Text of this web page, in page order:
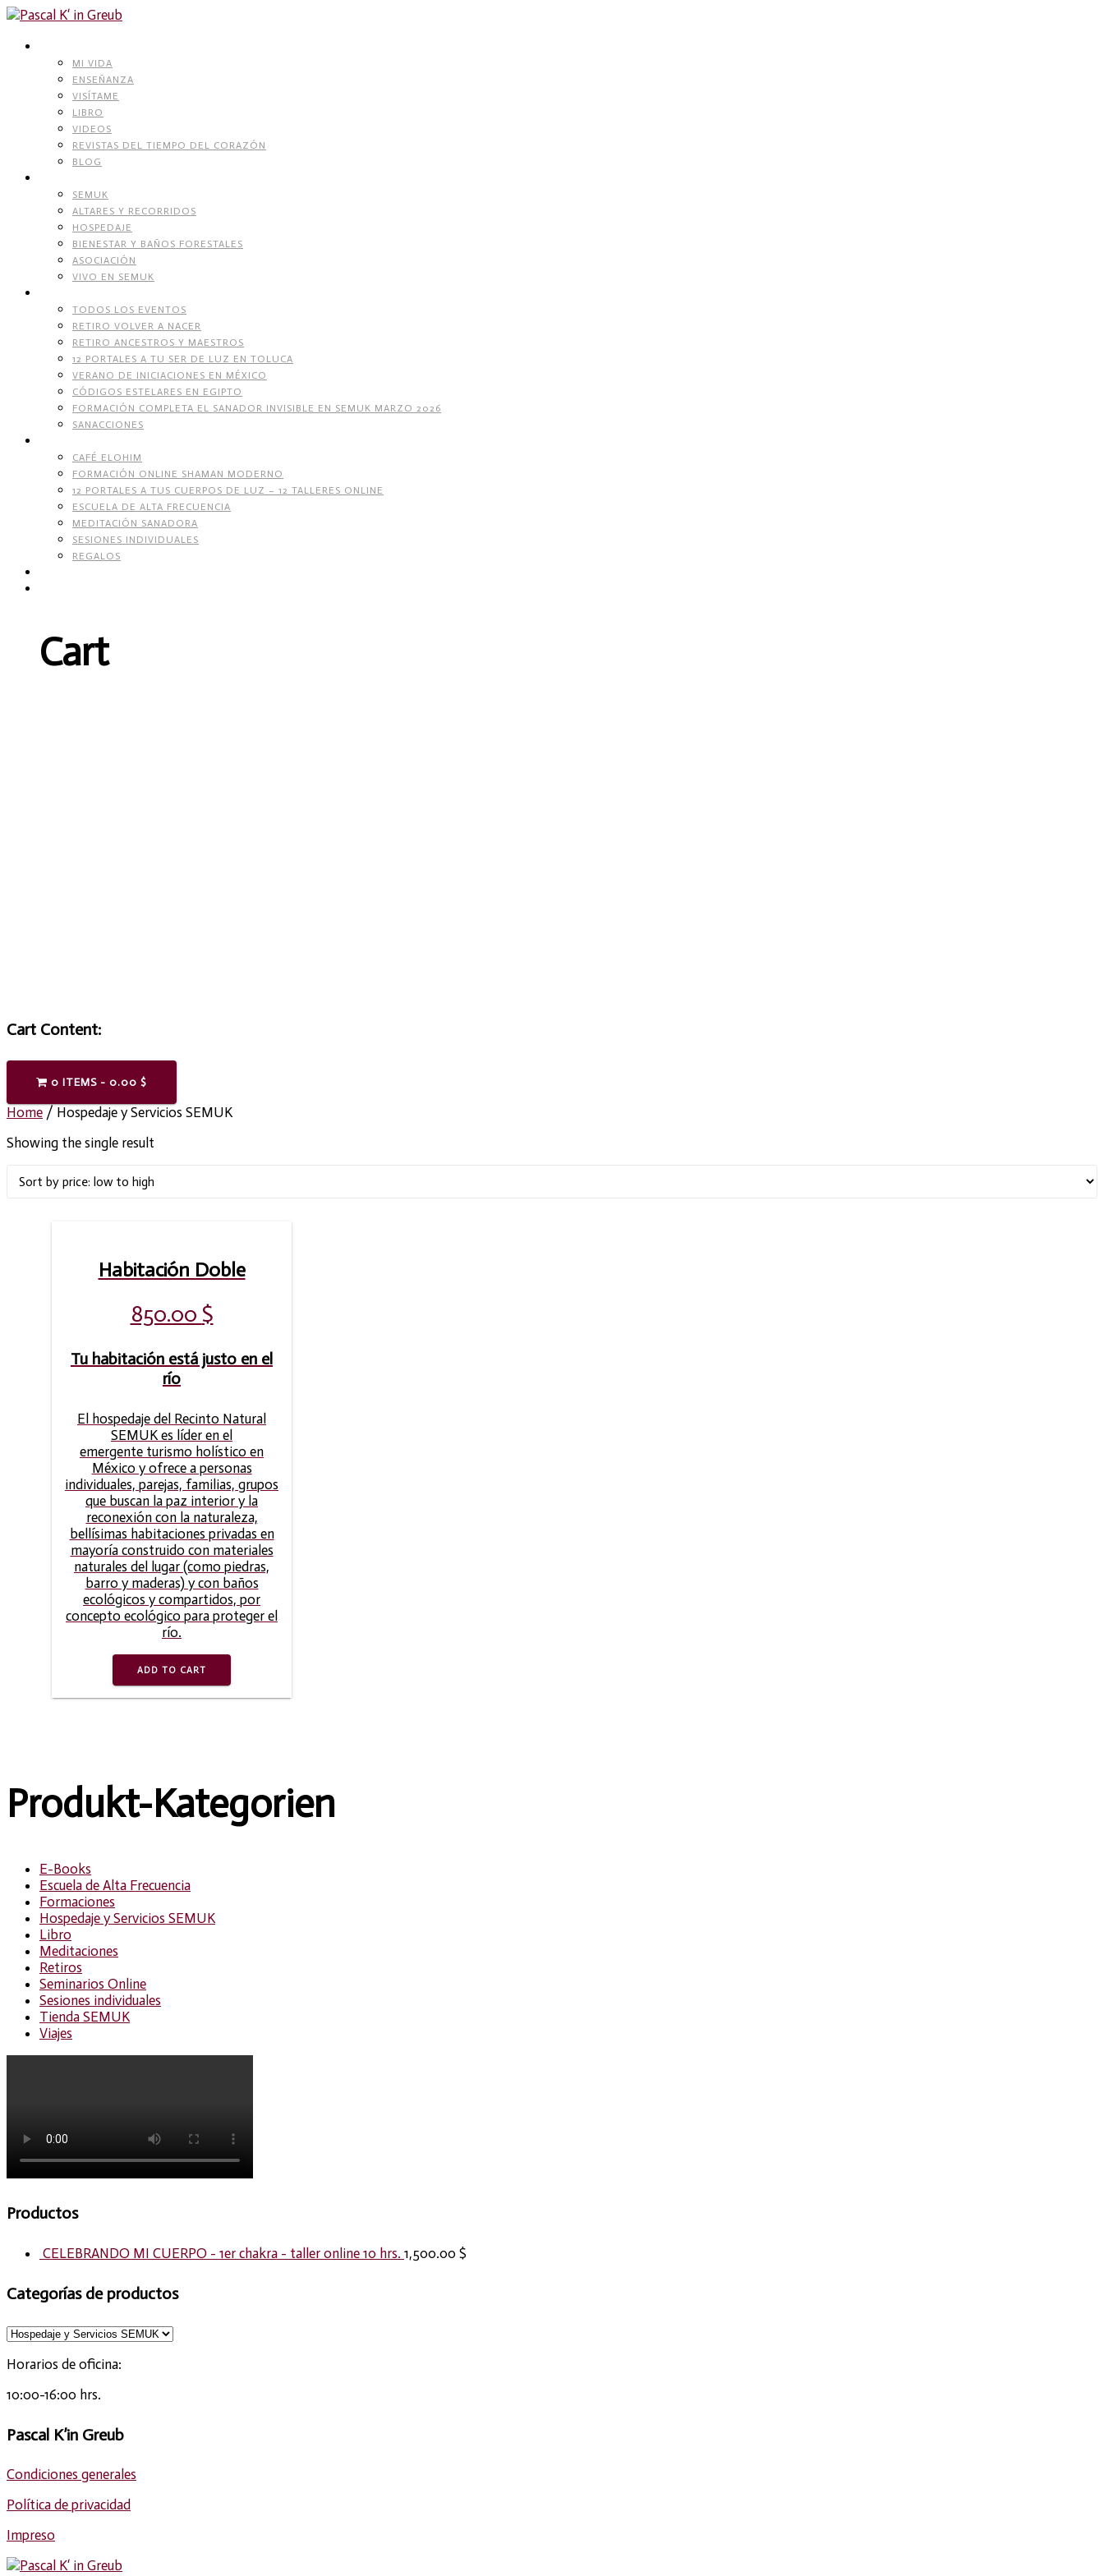
Skip
content
MI VIDA
ENSEÑANZA
VISÍTAME
LIBRO
VIDEOS
REVISTAS DEL TIEMPO DEL CORAZÓN
BLOG
SEMUK
ALTARES Y RECORRIDOS
HOSPEDAJE
BIENESTAR Y BAÑOS FORESTALES
ASOCIACIÓN
VIVO EN SEMUK
TODOS LOS EVENTOS
RETIRO VOLVER A NACER
RETIRO ANCESTROS Y MAESTROS
12 PORTALES A TU SER DE LUZ EN TOLUCA
VERANO DE INICIACIONES EN MÉXICO
CÓDIGOS ESTELARES EN EGIPTO
FORMACIÓN COMPLETA EL SANADOR INVISIBLE EN SEMUK MARZO 2026
SANACCIONES
CAFÉ ELOHIM
FORMACIÓN ONLINE SHAMAN MODERNO
12 PORTALES A TUS CUERPOS DE LUZ – 12 TALLERES ONLINE
ESCUELA DE ALTA FRECUENCIA
MEDITACIÓN SANADORA
SESIONES INDIVIDUALES
REGALOS
Cart
Cart Content:
0 ITEMS - 0.00 $
Home / Hospedaje y Servicios SEMUK
Showing the single result
Habitación Doble
850.00 $
Tu habitación está justo en el
río
El hospedaje del Recinto Natural
SEMUK es líder en el
emergente turismo holístico en
México y ofrece a personas
individuales, parejas, familias, grupos
que buscan la paz interior y la
reconexión con la naturaleza,
bellísimas habitaciones privadas en
mayoría construido con materiales
naturales del lugar (como piedras,
barro y maderas) y con baños
ecológicos y compartidos, por
concepto ecológico para proteger el
río.
ADD TO CART
Produkt-Kategorien
E-Books
Escuela de Alta Frecuencia
Formaciones
Hospedaje y Servicios SEMUK
Libro
Meditaciones
Retiros
Seminarios Online
Sesiones individuales
Tienda SEMUK
Viajes
Productos
CELEBRANDO MI CUERPO - 1er chakra - taller online 10 hrs. 1,500.00 $
Categorías de productos
Horarios de oficina:
10:00-16:00 hrs.
Pascal K’in Greub
Condiciones generales
Política de privacidad
Impreso